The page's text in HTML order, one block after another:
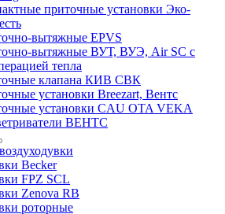
приточные установки Эко-
вытяжные EPVS
вытяжные ВУТ, ВУЭ, Air SC с
тепла
клапана КИВ СВК
установки Breezart, Вентс
установки CAU OTA VEKA
ВЕНТС
Becker
FPZ SCL
Zenova RB
роторные